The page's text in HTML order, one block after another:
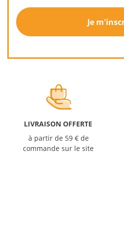
Je
LIVRAISON OFFERTE
à partir de 59 € de
commande sur le site